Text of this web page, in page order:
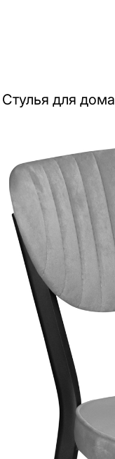
Стулья для дома